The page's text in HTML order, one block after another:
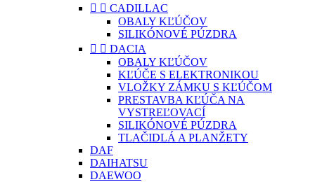
  CADILLAC
OBALY KĽÚČOV
SILIKÓNOVÉ PÚZDRA
  DACIA
OBALY KĽÚČOV
KĽÚČE S ELEKTRONIKOU
VLOŽKY ZÁMKU S KĽÚČOM
PRESTAVBA KĽÚČA NA
VYSTREĽOVACÍ
SILIKÓNOVÉ PÚZDRA
TLAČIDLÁ A PLANŽETY
DAF
DAIHATSU
DAEWOO